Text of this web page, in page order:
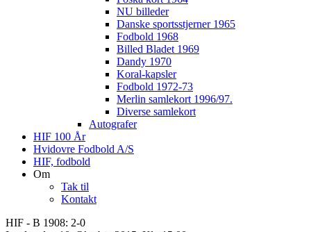
NU billeder
Danske sportsstjerner 1965
Fodbold 1968
Billed Bladet 1969
Dandy 1970
Koral-kapsler
Fodbold 1972-73
Merlin samlekort 1996/97.
Diverse samlekort
Autografer
HIF 100 År
Hvidovre Fodbold A/S
HIF, fodbold
Om
Tak til
Kontakt
HIF - B 1908: 2-0